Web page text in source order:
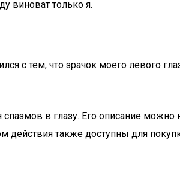
виноват только я.
с тем, что зрачок моего левого
в глазу. Его описание
действия также доступны для